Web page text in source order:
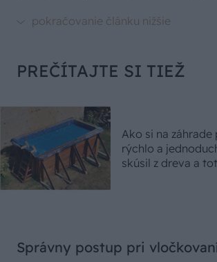
PREČÍTAJTE SI TIEŽ
Ako si na
rýchlo a
skúsil z dreva a
Správny postup pri